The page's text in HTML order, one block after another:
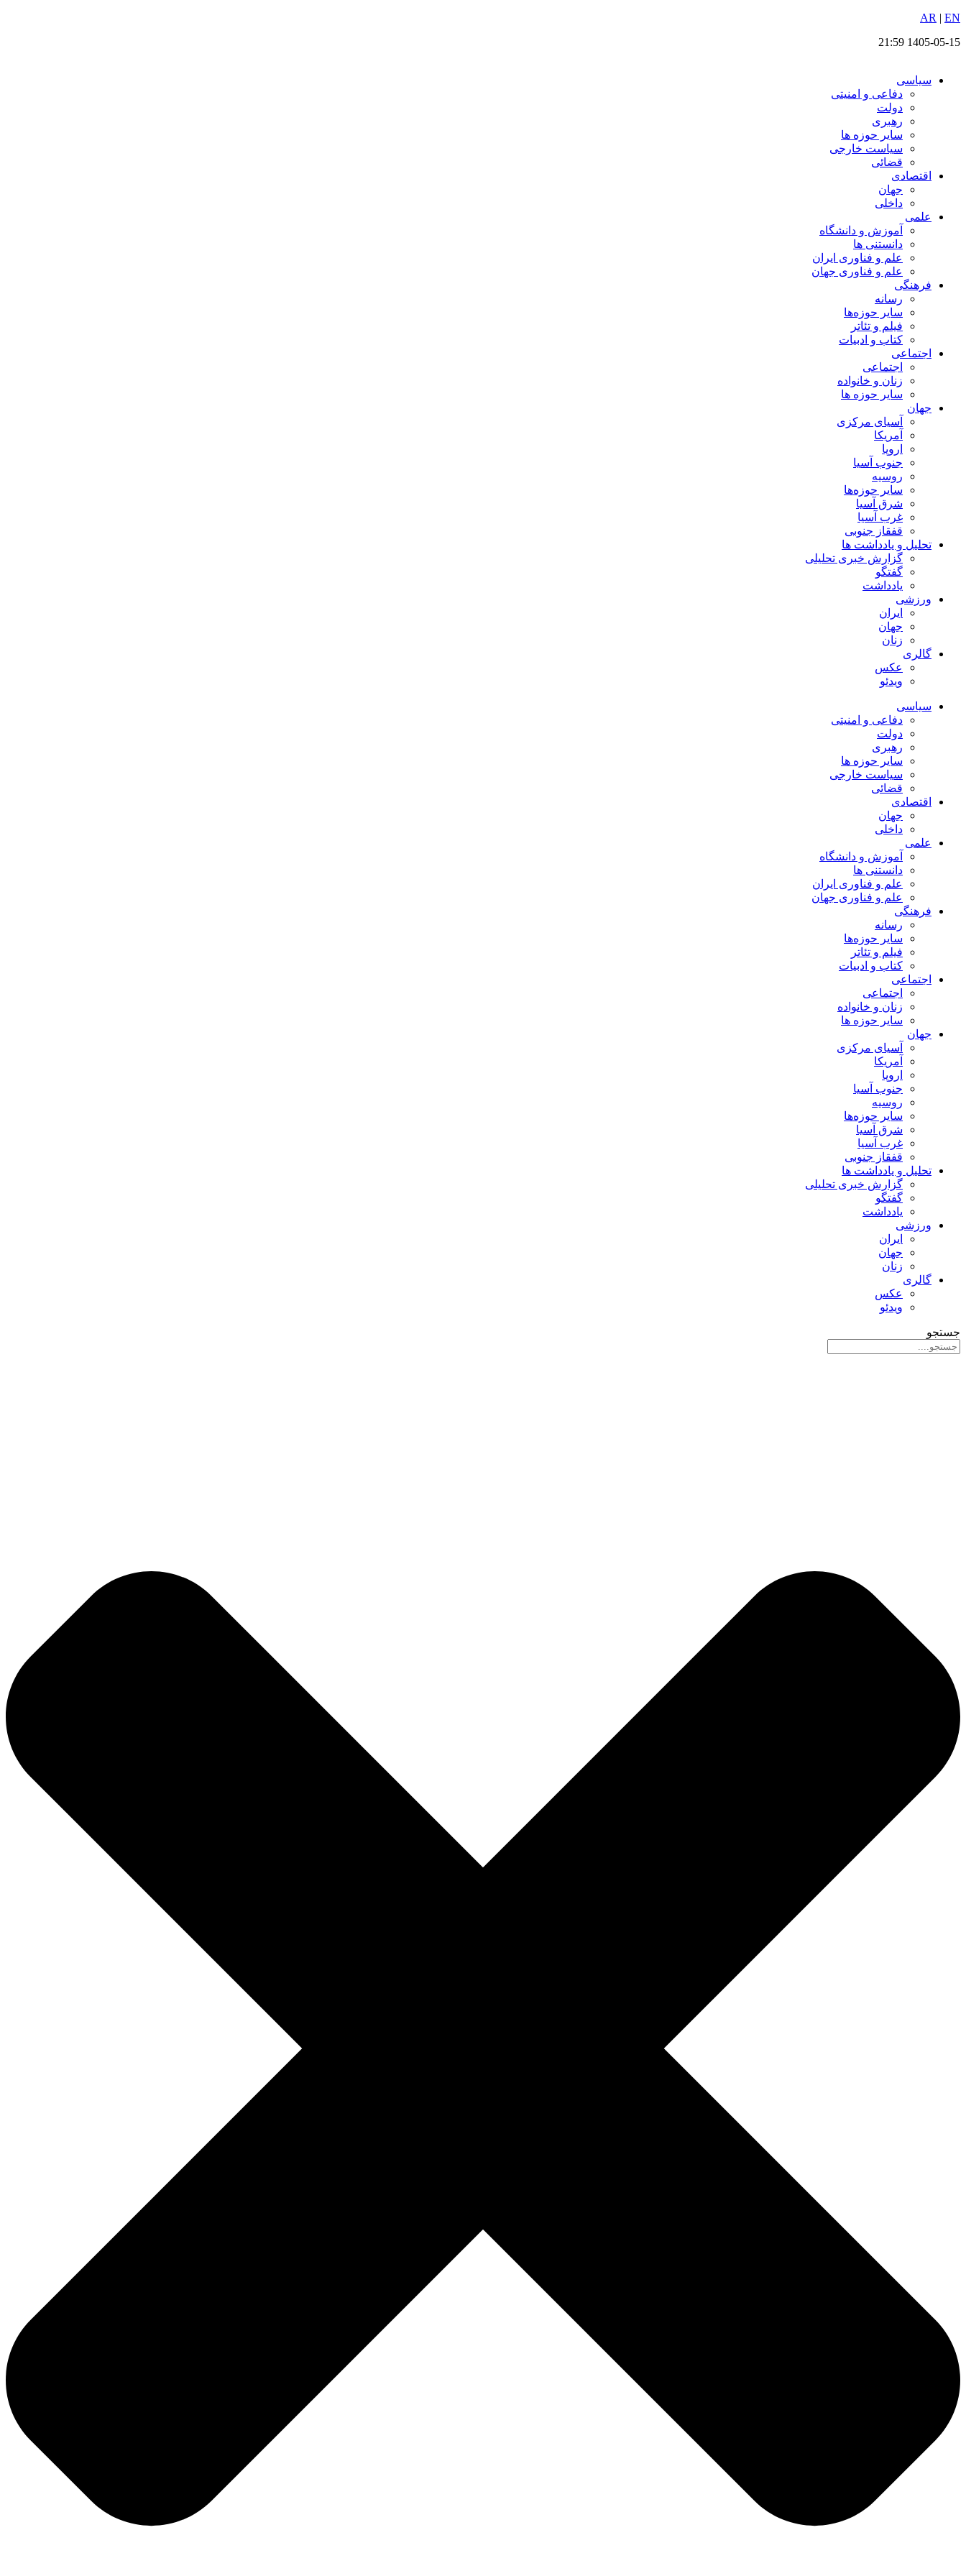
پرش
محتوا
AR | EN
1405-05-15 21:59
سیاسی
دفاعی و امنیتی
دولت
رهبری
سایر حوزه ها
سیاست خارجی
قضائی
اقتصادی
جهان
داخلی
علمی
آموزش و دانشگاه
دانستنی ها
علم و فناوری ایران
علم و فناوری جهان
فرهنگی
رسانه
سایر حوزه‌ها
فیلم و تئاتر
کتاب و ادبیات
اجتماعی
اجتماعی
زنان و خانواده
سایر حوزه ها
جهان
آسیای مرکزی
آمریکا
اروپا
جنوب آسیا
روسیه
سایر حوزه‌ها
شرق آسیا
غرب آسیا
قفقاز جنوبی
تحلیل و یادداشت ها
گزارش خبری تحلیلی
گفتگو
یادداشت
ورزشی
ایران
جهان
زنان
گالری
عکس
ویدئو
سیاسی
دفاعی و امنیتی
دولت
رهبری
سایر حوزه ها
سیاست خارجی
قضائی
اقتصادی
جهان
داخلی
علمی
آموزش و دانشگاه
دانستنی ها
علم و فناوری ایران
علم و فناوری جهان
فرهنگی
رسانه
سایر حوزه‌ها
فیلم و تئاتر
کتاب و ادبیات
اجتماعی
اجتماعی
زنان و خانواده
سایر حوزه ها
جهان
آسیای مرکزی
آمریکا
اروپا
جنوب آسیا
روسیه
سایر حوزه‌ها
شرق آسیا
غرب آسیا
قفقاز جنوبی
تحلیل و یادداشت ها
گزارش خبری تحلیلی
گفتگو
یادداشت
ورزشی
ایران
جهان
زنان
گالری
عکس
ویدئو
جستجو